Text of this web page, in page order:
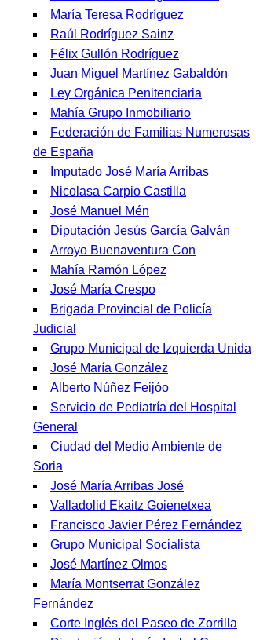
María Teresa Rodríguez
Raúl Rodríguez Sainz
Félix Gullón Rodríguez
Juan Miguel Martínez Gabaldón
Ley Orgánica Penitenciaria
Mahía Grupo Inmobiliario
Federación de Familias Numerosas
de España
Imputado José María Arribas
Nicolasa Carpio Castilla
José Manuel Mén
Diputación Jesús García Galván
Arroyo Buenaventura Con
Mahía Ramón López
José María Crespo
Brigada Provincial de Policía
Judicial
Grupo Municipal de Izquierda Unida
José María González
Alberto Núñez Feijóo
Servicio de Pediatría del Hospital
General
Ciudad del Medio Ambiente de
Soria
José María Arribas José
Valladolid Ekaitz Goienetxea
Francisco Javier Pérez Fernández
Grupo Municipal Socialista
José Martínez Olmos
María Montserrat González
Fernández
Corte Inglés del Paseo de Zorrilla